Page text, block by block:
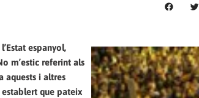
espanyol,
m’estic referint als
aquests i altres
que pateix